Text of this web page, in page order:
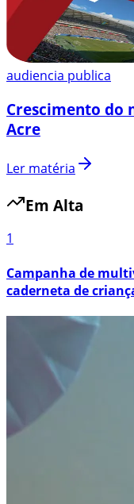
audiencia publica
Crescimento do
Acre
Ler matéria
Em Alta
1
Campanha de
caderneta de